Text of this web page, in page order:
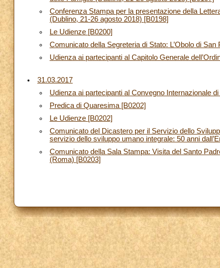
Conferenza Stampa per la presentazione della
(Dublino, 21-26 agosto 2018) [B0198]
Le Udienze [B0200]
Comunicato della Segreteria di Stato: L’Obolo di
Udienza ai partecipanti al Capitolo Generale
31.03.2017
Udienza ai partecipanti al Convegno Internazionale
Predica di Quaresima [B0202]
Le Udienze [B0202]
Comunicato del Dicastero per il Servizio dello
servizio dello sviluppo umano integrale: 50 anni
Comunicato della Sala Stampa: Visita del Santo
(Roma) [B0203]